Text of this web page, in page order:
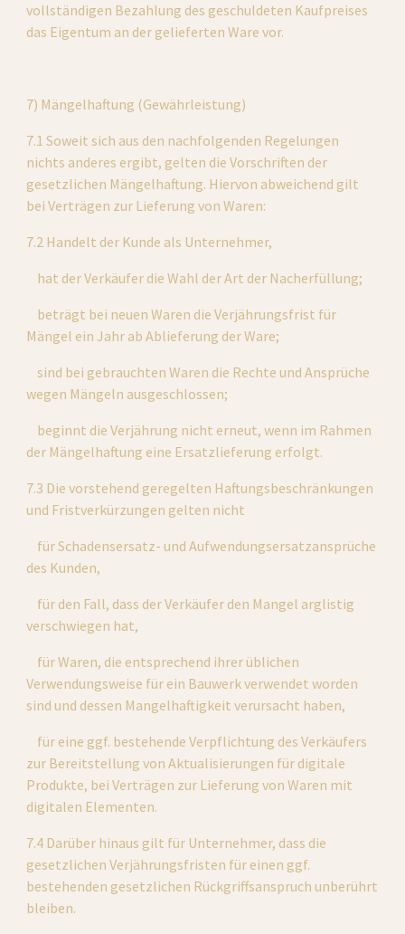
vollständigen Bezahlung des geschuldeten Kaufpreises
das Eigentum an der gelieferten Ware vor.
7) Mängelhaftung (Gewährleistung)
7.1 Soweit sich aus den nachfolgenden Regelungen
nichts anderes ergibt, gelten die Vorschriften der
gesetzlichen Mängelhaftung. Hiervon abweichend gilt
bei Verträgen zur Lieferung von Waren:
7.2 Handelt der Kunde als Unternehmer,
    hat der Verkäufer die Wahl der Art der Nacherfüllung;
Mängel ein Jahr ab Ablieferung der Ware;
    sind bei gebrauchten Waren die Rechte und Ansprüche
wegen Mängeln ausgeschlossen;
der Mängelhaftung eine Ersatzlieferung erfolgt.
7.3 Die vorstehend geregelten Haftungsbeschränkungen
und Fristverkürzungen gelten nicht
des Kunden,
verschwiegen hat,
Verwendungsweise für ein Bauwerk verwendet worden
sind und dessen Mangelhaftigkeit verursacht haben,
zur Bereitstellung von Aktualisierungen für digitale
Produkte, bei Verträgen zur Lieferung von Waren mit
digitalen Elementen.
7.4 Darüber hinaus gilt für Unternehmer, dass die
gesetzlichen Verjährungsfristen für einen ggf.
bestehenden gesetzlichen Rückgriffsanspruch unberührt
bleiben.